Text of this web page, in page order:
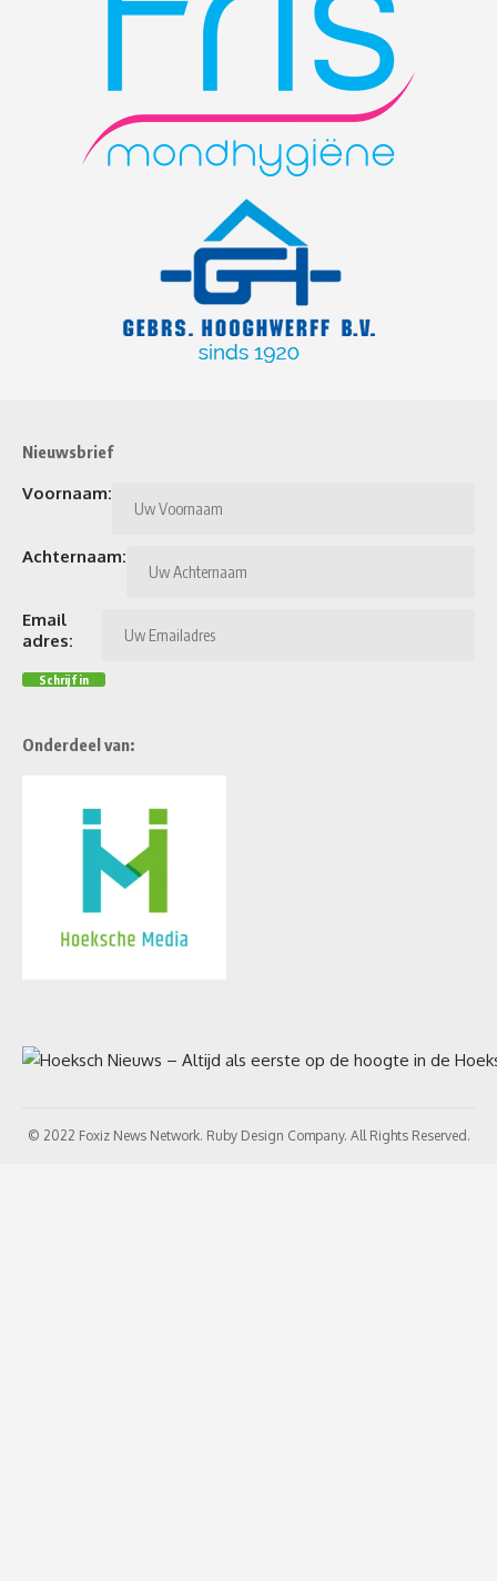
Nieuwsbrief
Voornaam:
Achternaam:
Email
adres:
Onderdeel van:
© 2022 Foxiz News Network. Ruby Design Company. All Rights Reserved.